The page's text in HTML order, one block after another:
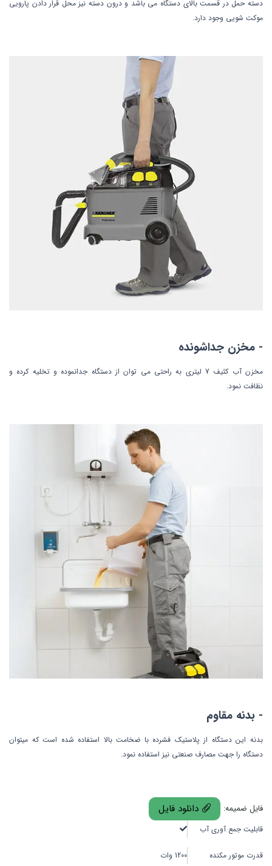
دسته حمل در قسمت بالای دستگاه می باشد و درون دسته نیز محل قرار دادن پارویی
موکت شویی وجود دارد.
- مخزن جداشونده
مخزن آب کثیف 7 لیتری به راحتی می توان از دستگاه جدانموده و تخلیه کرده و
نظافت نمود.
- بدنه مقاوم
بدنه این دستگاه از پلاستیک فشرده با ضخامت بالا استفاده شده است که میتوان
دستگاه را جهت مصارف صنعتی نیز استفاده نمود.
فایل ضمیمه: دانلود فایل
قابلیت جمع آوری آب
قدرت موتور مکنده 1200 وات